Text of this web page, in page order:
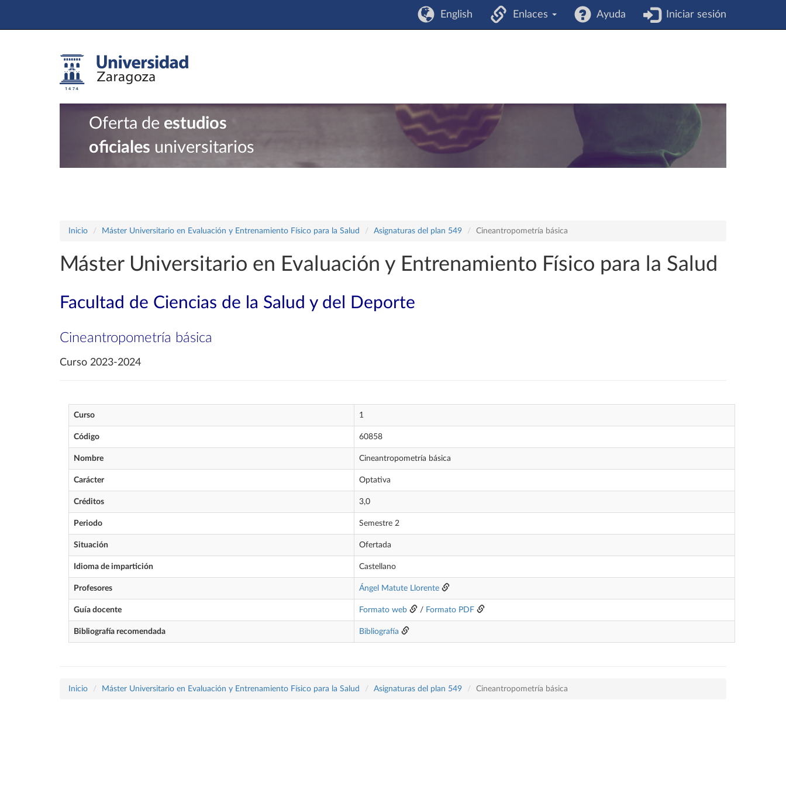
English Enlaces Ayuda Iniciar sesión
Oferta de estudios
oficiales universitarios
Inicio Máster Universitario en Evaluación y Entrenamiento Físico para la Salud Asignaturas del plan 549 Cineantropometría básica
Máster Universitario en Evaluación y Entrenamiento Físico para la Salud
Facultad de Ciencias de la Salud y del Deporte
Cineantropometría básica
Curso 2023-2024
Curso 1
Código 60858
Nombre Cineantropometría básica
Carácter Optativa
Créditos 3,0
Periodo Semestre 2
Situación Ofertada
Idioma de impartición Castellano
Profesores Ángel Matute Llorente
Guía docente Formato web / Formato PDF
Bibliografía recomendada Bibliografía
Inicio Máster Universitario en Evaluación y Entrenamiento Físico para la Salud Asignaturas del plan 549 Cineantropometría básica